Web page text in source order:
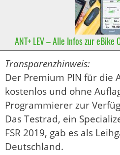
ANT+ LEV – Alle Infos zur eBike
Transparenzhinweis:
Der Premium PIN für die
kostenlos und ohne
Programmierer zur
Das Testrad, ein
FSR 2019, gab es als
Deutschland.